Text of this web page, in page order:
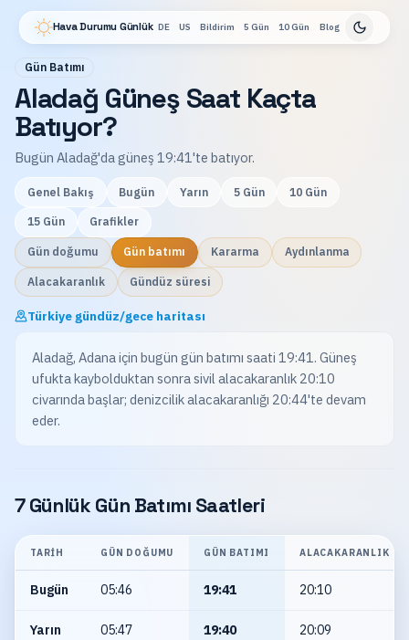
Hava Durumu Günlük DE US Bildirim 5 Gün 10 Gün Blog
Gün Batımı
Aladağ Güneş Saat Kaçta
Batıyor?
Bugün Aladağ'da güneş 19:41'te batıyor.
Genel Bakış Bugün Yarın 5 Gün 10 Gün
15 Gün Grafikler
Gün doğumu Gün batımı Kararma Aydınlanma
Alacakaranlık Gündüz süresi
Türkiye gündüz/gece haritası
Aladağ, Adana için bugün gün batımı saati 19:41. Güneş
ufukta kaybolduktan sonra sivil alacakaranlık 20:10
civarında başlar; denizcilik alacakaranlığı 20:44'te devam
eder.
7 Günlük Gün Batımı Saatleri
TARIH GÜN DOĞUMU GÜN BATIMI ALACAKARANLIK
Bugün 05:46 19:41 20:10
Yarın 05:47 19:40 20:09